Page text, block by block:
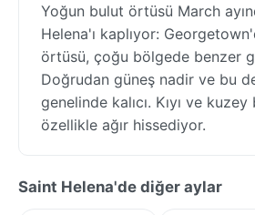
Yoğun bulut örtüsü March
Helena'ı kaplıyor:
örtüsü, çoğu bölgede benzer
Doğrudan güneş nadir ve bu
genelinde kalıcı. Kıyı ve
özellikle ağır hissediyor.
Saint Helena'de diğer aylar